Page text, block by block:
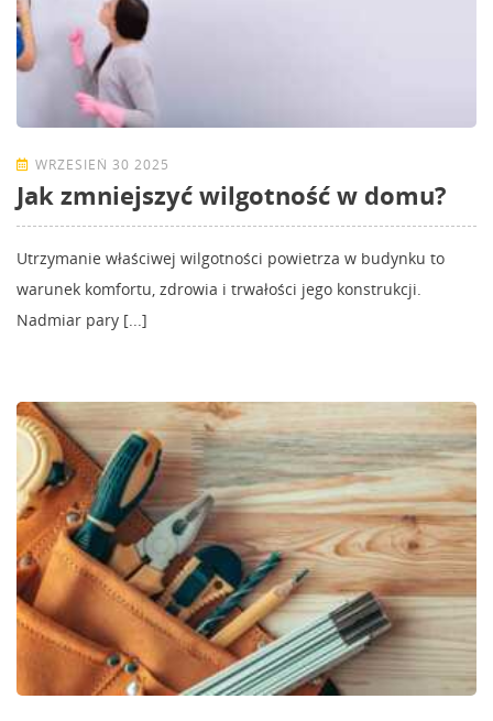
WRZESIEŃ 30 2025
Jak zmniejszyć wilgotność w domu?
Utrzymanie właściwej wilgotności powietrza w budynku to
warunek komfortu, zdrowia i trwałości jego konstrukcji.
Nadmiar pary [...]